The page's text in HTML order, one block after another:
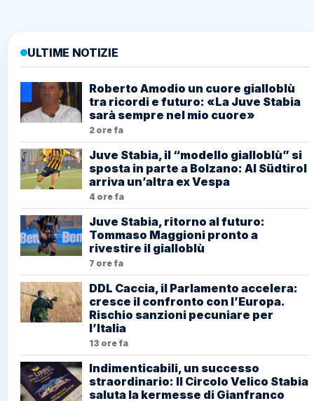
ULTIME NOTIZIE
Roberto Amodio un cuore gialloblù
tra ricordi e futuro: «La Juve Stabia
sarà sempre nel mio cuore»
2 ore fa
Juve Stabia, il “modello gialloblù” si
sposta in parte a Bolzano: Al Südtirol
arriva un’altra ex Vespa
4 ore fa
Juve Stabia, ritorno al futuro:
Tommaso Maggioni pronto a
rivestire il gialloblù
7 ore fa
DDL Caccia, il Parlamento accelera:
cresce il confronto con l’Europa.
Rischio sanzioni pecuniare per
l’Italia
13 ore fa
Indimenticabili, un successo
straordinario: Il Circolo Velico Stabia
saluta la kermesse di Gianfranco